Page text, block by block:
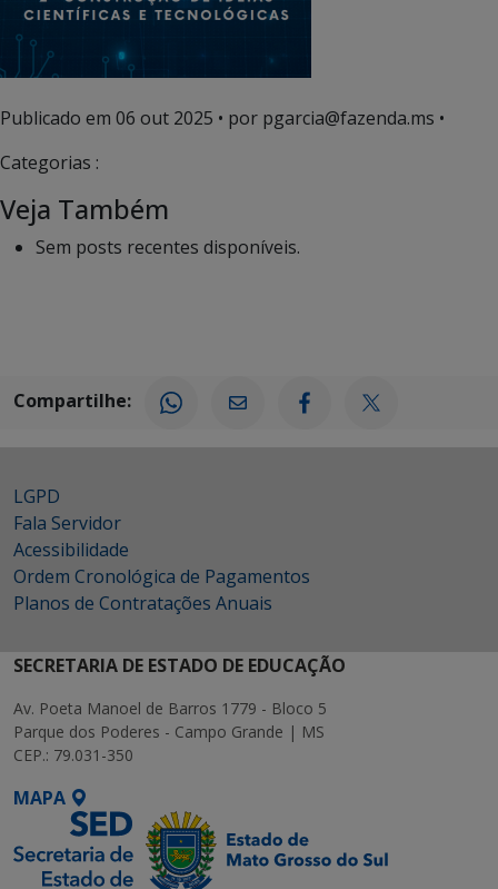
Publicado em 06 out 2025 • por pgarcia@fazenda.ms •
Categorias :
Veja Também
Sem posts recentes disponíveis.
Compartilhe:
LGPD
Fala Servidor
Acessibilidade
Ordem Cronológica de Pagamentos
Planos de Contratações Anuais
SECRETARIA DE ESTADO DE EDUCAÇÃO
Av. Poeta Manoel de Barros 1779 - Bloco 5
Parque dos Poderes - Campo Grande | MS
CEP.: 79.031-350
MAPA